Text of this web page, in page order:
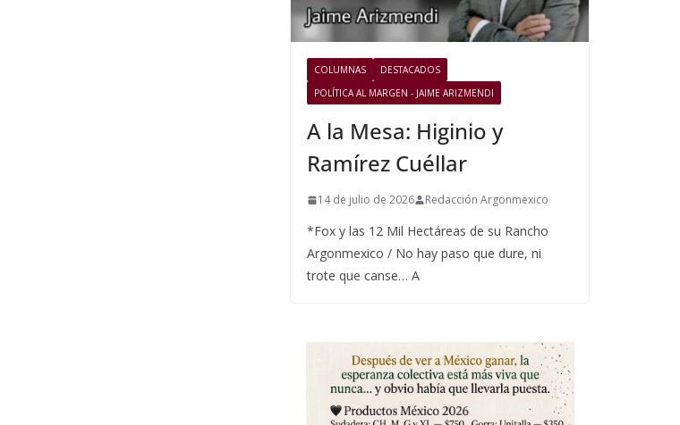
COLUMNAS
DESTACADOS
POLÍTICA AL MARGEN - JAIME ARIZMENDI
A la Mesa: Higinio y
Ramírez Cuéllar
14 de julio de 2026 Redacción Argonmexico
*Fox y las 12 Mil Hectáreas de su Rancho
Argonmexico / No hay paso que dure, ni
trote que canse… A